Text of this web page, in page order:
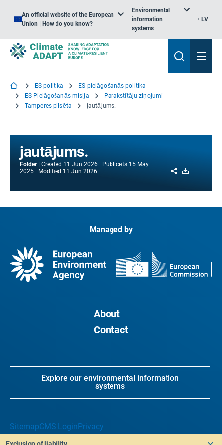
An official website of the European
Union | How do you know?
Environmental
information
systems
LV
ES politika
ES pielāgošanās politika
ES Pielāgošanās misija
Parakstītāju ziņojumi
Tamperes pilsēta
jautājums.
jautājums.
Folder Created 11 Jun 2026 Publicēts 15 May
2025
Modified 11 Jun 2026 Share
Managed by
About
Contact
Explore our environmental information
systems
SitemapCMS LoginPrivacy
Exclusion of liability